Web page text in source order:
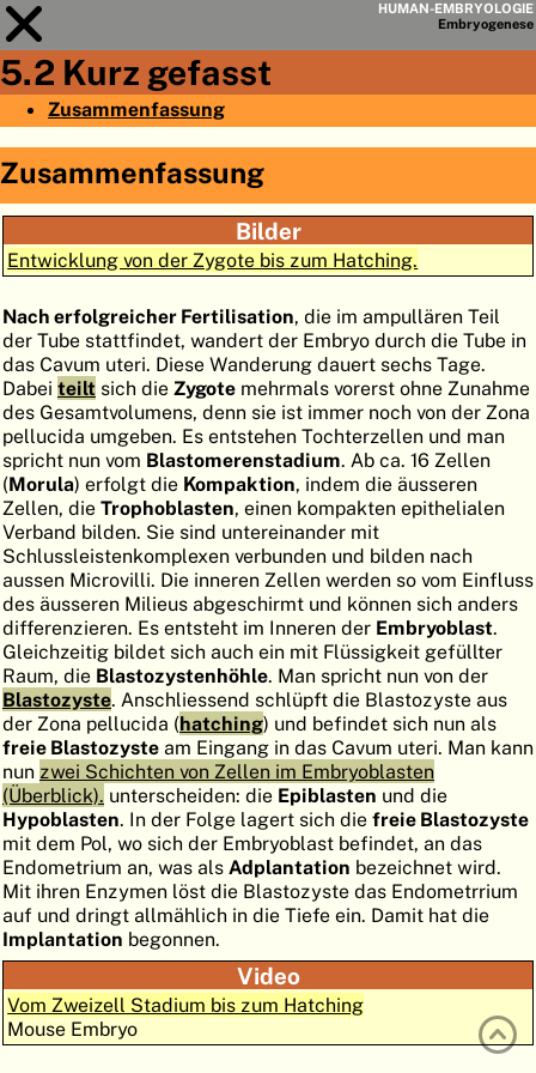
HUMAN-EMBRYOLOGIE
Embryogenese
Modul5
KAPITELLISTE
ABSTRAKT
◀SEITE▶
HOME
EMBRYOGENESE
ORGANOGENESE
ATLASEMBRYOLOGY
SUCHEN
HILFE
FR
5.2 Kurz gefasst
Zusammenfassung
Zusammenfassung
Bilder
Entwicklung von der Zygote bis zum Hatching.
Nach erfolgreicher Fertilisation, die im ampullären Teil
der Tube stattfindet, wandert der Embryo durch die Tube in
das Cavum uteri. Diese Wanderung dauert sechs Tage.
Dabei teilt sich die Zygote mehrmals vorerst ohne Zunahme
des Gesamtvolumens, denn sie ist immer noch von der Zona
pellucida umgeben. Es entstehen Tochterzellen und man
spricht nun vom Blastomerenstadium. Ab ca. 16 Zellen
(Morula) erfolgt die Kompaktion, indem die äusseren
Zellen, die Trophoblasten, einen kompakten epithelialen
Verband bilden. Sie sind untereinander mit
Schlussleistenkomplexen verbunden und bilden nach
aussen Microvilli. Die inneren Zellen werden so vom Einfluss
des äusseren Milieus abgeschirmt und können sich anders
differenzieren. Es entsteht im Inneren der Embryoblast.
Gleichzeitig bildet sich auch ein mit Flüssigkeit gefüllter
Raum, die Blastozystenhöhle. Man spricht nun von der
Blastozyste. Anschliessend schlüpft die Blastozyste aus
der Zona pellucida (hatching) und befindet sich nun als
freie Blastozyste am Eingang in das Cavum uteri. Man kann
nun zwei Schichten von Zellen im Embryoblasten
(Überblick). unterscheiden: die Epiblasten und die
Hypoblasten. In der Folge lagert sich die freie Blastozyste
mit dem Pol, wo sich der Embryoblast befindet, an das
Endometrium an, was als Adplantation bezeichnet wird.
Mit ihren Enzymen löst die Blastozyste das Endometrrium
auf und dringt allmählich in die Tiefe ein. Damit hat die
Implantation begonnen.
Video
Vom Zweizell Stadium bis zum Hatching
Mouse Embryo